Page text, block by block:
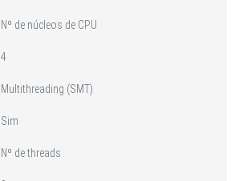
Nº de núcleos de CPU
4
Multithreading (SMT)
Sim
Nº de threads